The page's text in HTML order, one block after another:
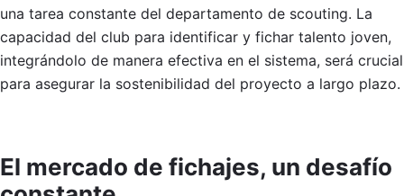
una tarea constante del departamento de scouting. La
capacidad del club para identificar y fichar talento joven,
integrándolo de manera efectiva en el sistema, será crucial
para asegurar la sostenibilidad del proyecto a largo plazo.
El mercado de fichajes, un desafío